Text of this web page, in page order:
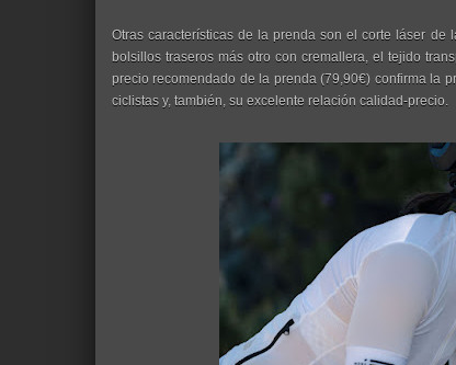
Otras características de la prenda son el corte láser
bolsillos traseros más otro con cremallera, el tejido
precio recomendado de la prenda (79,90€) confirma la
ciclistas y, también, su excelente relación calidad-precio.